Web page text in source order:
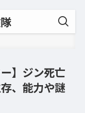
】ジン死亡
、能力や謎